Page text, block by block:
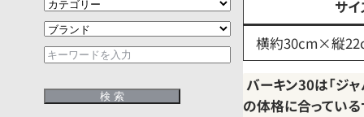
サイ
横約30cm×縦
バーキン30は「ジ
の体格に合っている